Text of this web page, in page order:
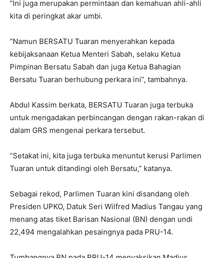
“Ini juga merupakan permintaan dan kemahuan ahli-ahli
kita di peringkat akar umbi.
“Namun BERSATU Tuaran menyerahkan kepada
kebijaksanaan Ketua Menteri Sabah, selaku Ketua
Pimpinan Bersatu Sabah dan juga Ketua Bahagian
Bersatu Tuaran berhubung perkara ini”, tambahnya.
Abdul Kassim berkata, BERSATU Tuaran juga terbuka
untuk mengadakan perbincangan dengan rakan-rakan di
dalam GRS mengenai perkara tersebut.
“Setakat ini, kita juga terbuka menuntut kerusi Parlimen
Tuaran untuk ditandingi oleh Bersatu,” katanya.
Sebagai rekod, Parlimen Tuaran kini disandang oleh
Presiden UPKO, Datuk Seri Wilfred Madius Tangau yang
menang atas tiket Barisan Nasional (BN) dengan undi
22,494 mengalahkan pesaingnya pada PRU-14.